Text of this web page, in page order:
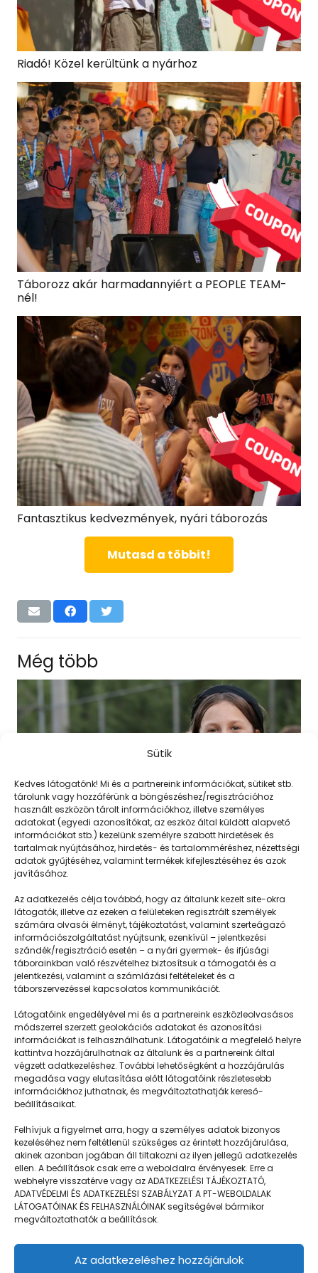
Sütik
Kedves látogatónk! Mi és a partnereink információkat, sütiket stb.
tárolunk vagy hozzáférünk a böngészéshez/regisztrációhoz
használt eszközön tárolt információkhoz, illetve személyes
adatokat (egyedi azonosítókat, az eszköz által küldött alapvető
információkat stb.) kezelünk személyre szabott hirdetések és
tartalmak nyújtásához, hirdetés- és tartalomméréshez, nézettségi
adatok gyűjtéséhez, valamint termékek kifejlesztéséhez és azok
javításához.
Az adatkezelés célja továbbá, hogy az általunk kezelt site-okra
látogatók, illetve az ezeken a felületeken regisztrált személyek
számára olvasói élményt, tájékoztatást, valamint szerteágazó
információszolgáltatást nyújtsunk, ezenkívül – jelentkezési
szándék/regisztráció esetén – a nyári gyermek- és ifjúsági
táborainkban való részvételhez biztosítsuk a támogatói és a
jelentkezési, valamint a számlázási feltételeket és a
táborszervezéssel kapcsolatos kommunikációt.
Látogatóink engedélyével mi és a partnereink eszközleolvasásos
módszerrel szerzett geolokációs adatokat és azonosítási
információkat is felhasználhatunk. Látogatóink a megfelelő helyre
kattintva hozzájárulhatnak az általunk és a partnereink által
végzett adatkezeléshez. További lehetőségként a hozzájárulás
megadása vagy elutasítása előtt látogatóink részletesebb
információkhoz juthatnak, és megváltoztathatják kereső-
beállításaikat.
Felhívjuk a figyelmet arra, hogy a személyes adatok bizonyos
kezeléséhez nem feltétlenül szükséges az érintett hozzájárulása,
akinek azonban jogában áll tiltakozni az ilyen jellegű adatkezelés
ellen. A beállítások csak erre a weboldalra érvényesek. Erre a
webhelyre visszatérve vagy az ADATKEZELÉSI TÁJÉKOZTATÓ,
ADATVÉDELMI ÉS ADATKEZELÉSI SZABÁLYZAT A PT-WEBOLDALAK
LÁTOGATÓINAK ÉS FELHASZNÁLÓINAK segítségével bármikor
megváltoztathatók a beállítások.
Az adatkezeléshez hozzájárulok
Riadó! Közel kerültünk a nyárhoz
Táborozz akár harmadannyiért a PEOPLE TEAM-
nél!
Fantasztikus kedvezmények, nyári táborozás
Mutasd a többit!
Még több
Terelgetés a lehetőségek felé
Napközisgyerektábor.hu
Navigáció
Táboringer
Egyveleg